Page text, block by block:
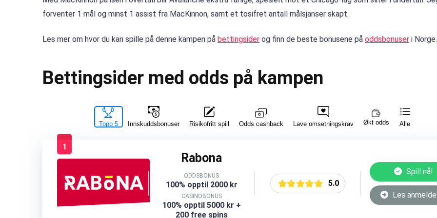
forventer 1 mål og minst 1 assist fra MacKinnon, samt et tosifret antall målsjanser skapt.
Les mer om hvor du kan spille på denne kampen på bettingsider og finn de beste bonusene på oddsbonuser i Norge.
Bettingsider med odds på kampen
Topp 5 Innskuddsbonuser Risikofritt spill Odds cashback Lave omsetningskrav Økt odds Alle
1
Rabona
ODDSBONUS
100% opptil 2000 kr
CASINOBONUS
100% opptil 5000 kr +
200 free spins
5.0
Spill nå!
Les